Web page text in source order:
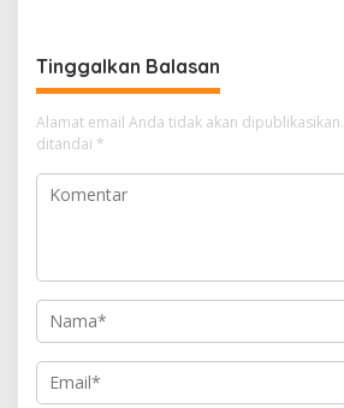
Tinggalkan Balasan
Alamat email Anda tidak akan dipublikasikan.
ditandai *